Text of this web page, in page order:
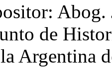
Abog.
de
Argentina